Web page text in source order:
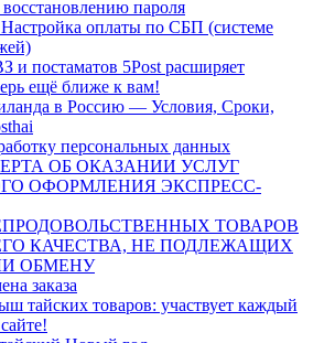
пароля
оплаты по СБП (системе
и постаматов 5Post расширяет
ещё ближе к вам!
в Россию — Условия, Сроки,
персональных данных
ОБ ОКАЗАНИИ УСЛУГ
ОФОРМЛЕНИЯ ЭКСПРЕСС-
ТОВАРОВ
КАЧЕСТВА, НЕ ПОДЛЕЖАЩИХ
ОБМЕНУ
заказа
тайских товаров: участвует каждый